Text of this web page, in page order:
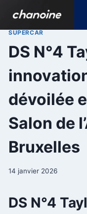
contenu
SUPERCAR
DS N°4
dévoilée
Salon de
Bruxelles
14 janvier 2026
DS N°4